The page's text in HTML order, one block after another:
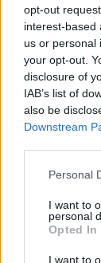
opt-out
interest-based
us or personal
your opt-out.
disclosure of
IAB’s list of
also be
Downstream
Personal
I want to
personal
Opted In
I want to
L'email è richiesta
commento esprime
di VareseNews.it,
commenti non
possono essere
che includano uno
sistema.